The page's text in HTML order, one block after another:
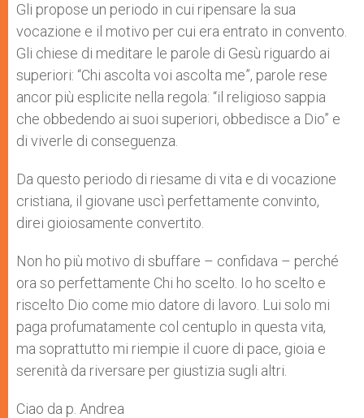
Gli propose un periodo in cui ripensare la sua
vocazione e il motivo per cui era entrato in convento.
Gli chiese di meditare le parole di Gesù riguardo ai
superiori: “Chi ascolta voi ascolta me”, parole rese
ancor più esplicite nella regola: “il religioso sappia
che obbedendo ai suoi superiori, obbedisce a Dio” e
di viverle di conseguenza.
Da questo periodo di riesame di vita e di vocazione
cristiana, il giovane uscì perfettamente convinto,
direi gioiosamente convertito.
Non ho più motivo di sbuffare – confidava – perché
ora so perfettamente Chi ho scelto. Io ho scelto e
riscelto Dio come mio datore di lavoro. Lui solo mi
paga profumatamente col centuplo in questa vita,
ma soprattutto mi riempie il cuore di pace, gioia e
serenità da riversare per giustizia sugli altri.
Ciao da p. Andrea